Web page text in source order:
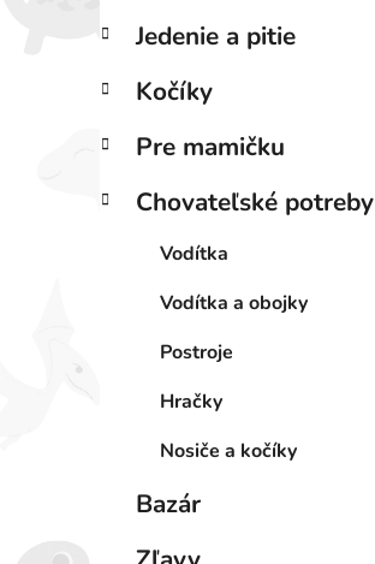
Jedenie a pitie
Kočíky
Pre mamičku
Chovateľské potreby
Vodítka
Vodítka a obojky
Postroje
Hračky
Nosiče a kočíky
Bazár